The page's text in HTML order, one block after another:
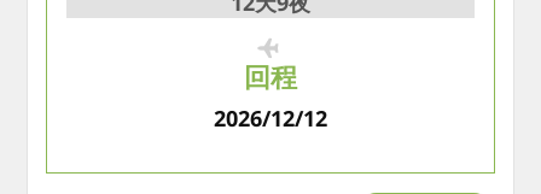
回程
2026/12/12